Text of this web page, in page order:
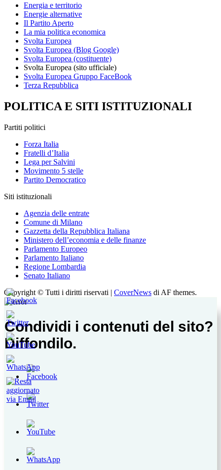
Energia e territorio
Energie alternative
Il Partito Aperto
La mia politica economica
Svolta Europea
Svolta Europea (Blog Google)
Svolta Europea (costituente)
Svolta Europea (sito ufficiale)
Svolta Europea Gruppo FaceBook
Terza Repubblica
POLITICA E SITI ISTITUZIONALI
Partiti politici
Forza Italia
Fratelli d’Italia
Lega per Salvini
Movimento 5 stelle
Partito Democratico
Siti istituzionali
Agenzia delle entrate
Comune di Milano
Gazzetta della Repubblica Italiana
Ministero dell’economia e delle finanze
Parlamento Europeo
Parlamento Italiano
Regione Lombardia
Senato Italiano
Copyright © Tutti i diritti riservati | CoverNews di AF themes.
Condividi i contenuti del sito?
Diffondilo.